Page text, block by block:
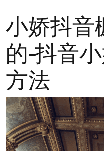
小娇抖音
的-抖音
方法